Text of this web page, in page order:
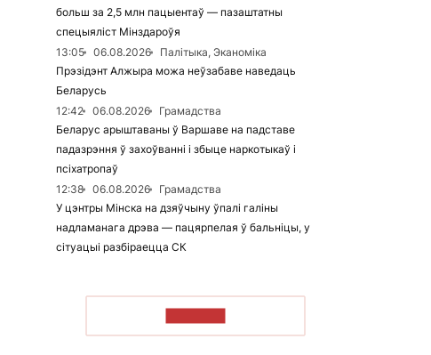
больш за 2,5 млн пацыентаў — пазаштатны
спецыяліст Мінздароўя
13:05
06.08.2026
Палітыка, Эканоміка
Прэзідэнт Алжыра можа неўзабаве наведаць
Беларусь
12:42
06.08.2026
Грамадства
Беларус арыштаваны ў Варшаве на падставе
падазрэння ў захоўванні і збыце наркотыкаў і
псіхатропаў
12:38
06.08.2026
Грамадства
У цэнтры Мінска на дзяўчыну ўпалі галіны
надламанага дрэва — пацярпелая ў бальніцы, у
сітуацыі разбіраецца СК